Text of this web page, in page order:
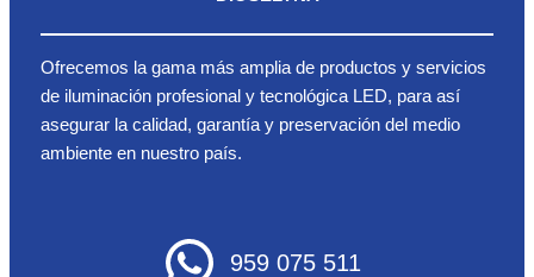
Ofrecemos la gama más amplia de productos y servicios
de iluminación profesional y tecnológica LED, para así
asegurar la calidad, garantía y preservación del medio
ambiente en nuestro país.
959 075 511